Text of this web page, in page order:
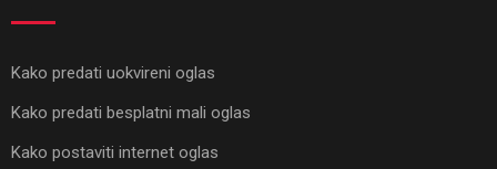
Kako predati uokvireni oglas
Kako predati besplatni mali oglas
Kako postaviti internet oglas